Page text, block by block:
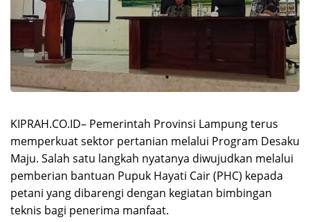
KIPRAH.CO.ID– Pemerintah Provinsi Lampung terus
memperkuat sektor pertanian melalui Program Desaku
Maju. Salah satu langkah nyatanya diwujudkan melalui
pemberian bantuan Pupuk Hayati Cair (PHC) kepada
petani yang dibarengi dengan kegiatan bimbingan
teknis bagi penerima manfaat.